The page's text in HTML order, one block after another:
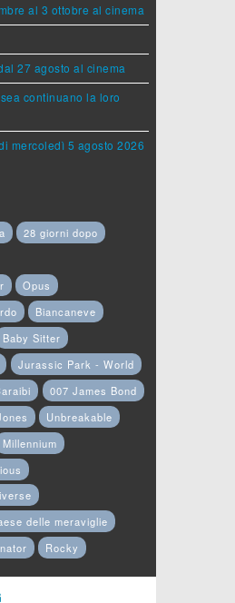
al 3 ottobre al cinema
27 agosto al cinema
continuano la loro
mercoledì 5 agosto 2026
28 giorni dopo
Opus
Biancaneve
Baby Sitter
Jurassic Park - World
007 James Bond
Unbreakable
Millennium
delle meraviglie
Rocky